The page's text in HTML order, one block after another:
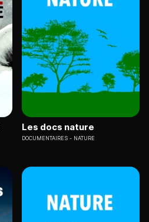
Les docs nature
DOCUMENTAIRES NATURE